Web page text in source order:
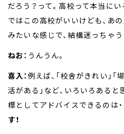
だろう？って。高校って本当にい
ではこの高校がいいけども、あ
みたいな感じで、結構迷っちゃう
ねお： うんうん。
喜入：例えば、「校舎がきれい」「
活がある」など、いろいろあると
標としてアドバイスできるのは・
す！